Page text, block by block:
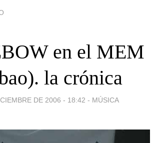
en el MEM
la crónica
DE 2006 - 18:42 - MÚSICA